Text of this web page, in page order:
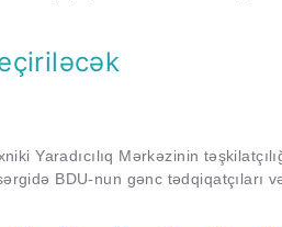
Yaradıcılıq Mərkəzinin
BDU-nun gənc tədqiqatçıları